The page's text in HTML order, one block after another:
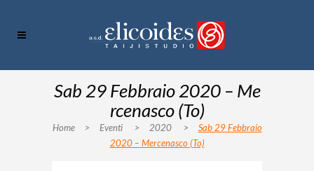
Sab 29 Febbraio 2020 – Me
rcenasco (To)
Home > Eventi > 2020 >
Sab 29 Febbraio
2020 – Mercenasco (To)